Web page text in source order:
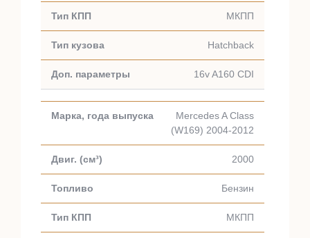
МКПП
Hatchback
16v A160 CDI
Mercedes A Class
(W169) 2004-2012
2000
Бензин
МКПП